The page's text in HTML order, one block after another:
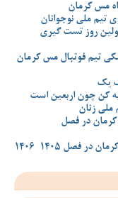
مس کرمان
تیم ملی نوجوانان
روز تست گیری
تیم فوتبال مس کرمان
یک
کن چون اربعین است
زنان
کرمان در فصل
فصل 1405-1406